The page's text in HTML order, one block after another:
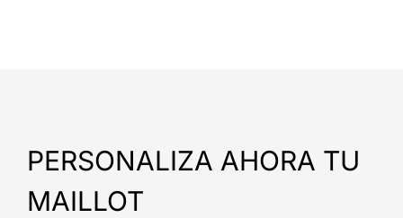
PERSONALIZA AHORA TU
MAILLOT